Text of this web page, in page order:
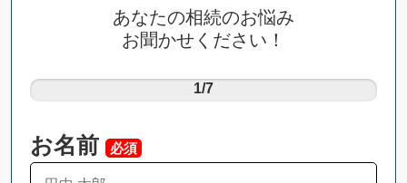
あなたの相続のお悩み
お聞かせください！
1/7
お名前 必須